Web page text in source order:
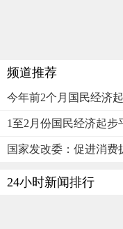
频道推荐
今年前2个月国民经济
1至2月份国民经济起
国家发改委：促进消费
24小时新闻排行